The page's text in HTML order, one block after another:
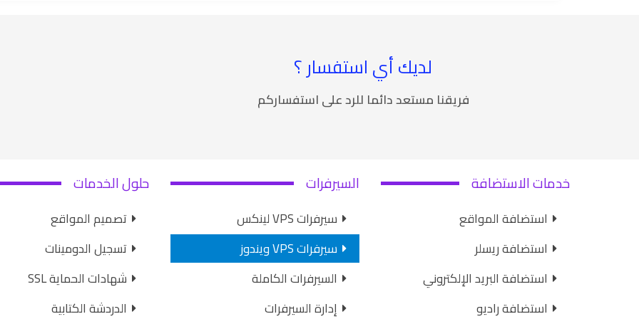
لديك أي استفسار ؟
فريقنا مستعد دائما للرد على استفساركم
خدمات الاستضافة
استضافة المواقع
استضافة ريسلر
استضافة البريد الإلكتروني
استضافة راديو
السيرفرات
سيرفرات VPS لينكس
سيرفرات VPS ويندوز
السيرفرات الكاملة
إدارة السيرفرات
حلول الخدمات
تصميم المواقع
تسجيل الدومينات
شهادات الحماية SSL
الدردشة الكتابية